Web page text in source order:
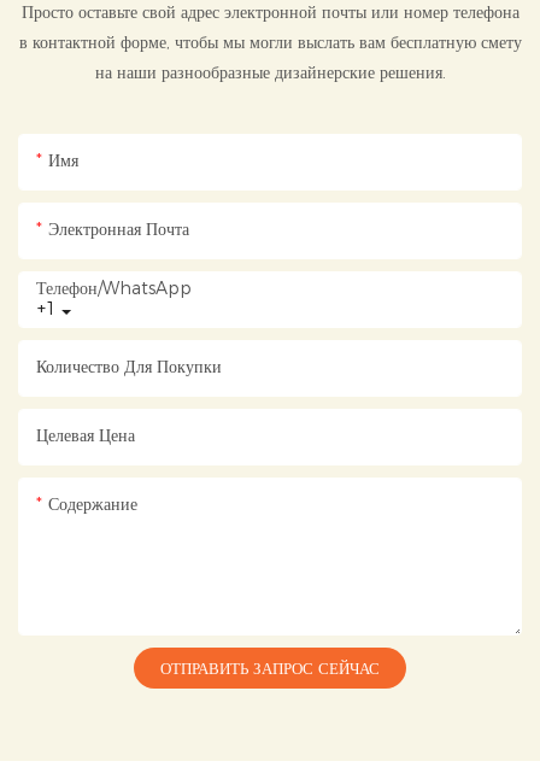
Просто оставьте свой адрес электронной почты или номер телефона
в контактной форме, чтобы мы могли выслать вам бесплатную смету
на наши разнообразные дизайнерские решения.
Имя
Электронная Почта
+1
Телефон/WhatsApp
Количество Для Покупки
Целевая Цена
Содержание
ОТПРАВИТЬ ЗАПРОС СЕЙЧАС